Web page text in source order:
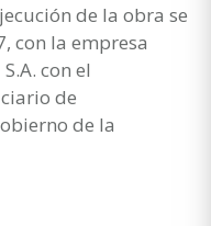
de la obra se
con la empresa
con el
de
de la